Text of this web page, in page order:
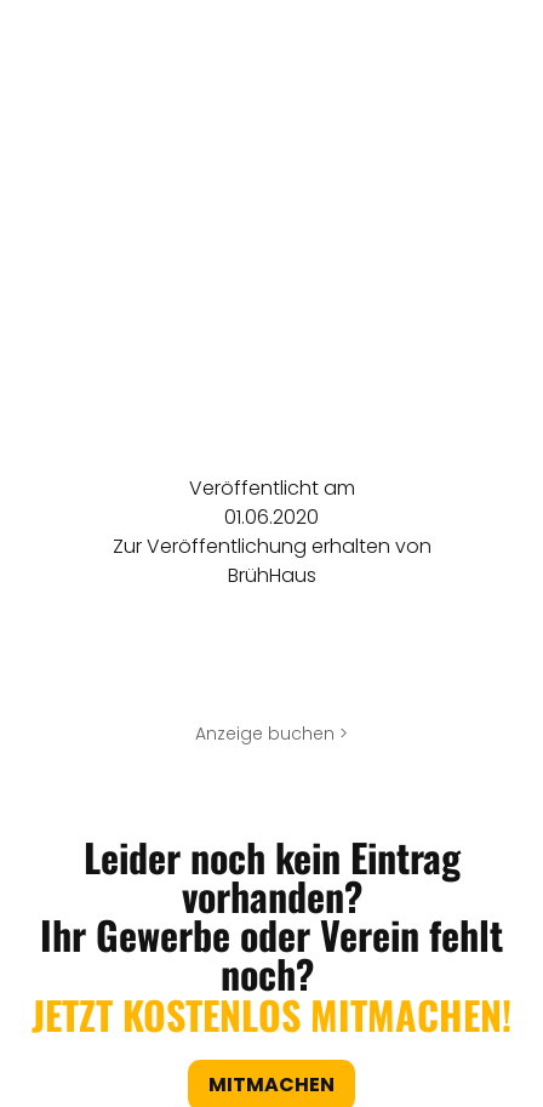
Veröffentlicht am
01.06.2020
Zur Veröffentlichung erhalten von
BrühHaus
Anzeige buchen >
Leider noch kein Eintrag
vorhanden?
Ihr Gewerbe oder Verein fehlt
noch?
JETZT KOSTENLOS MITMACHEN!
MITMACHEN